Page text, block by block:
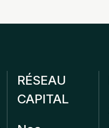
RÉSEAU
CAPITAL